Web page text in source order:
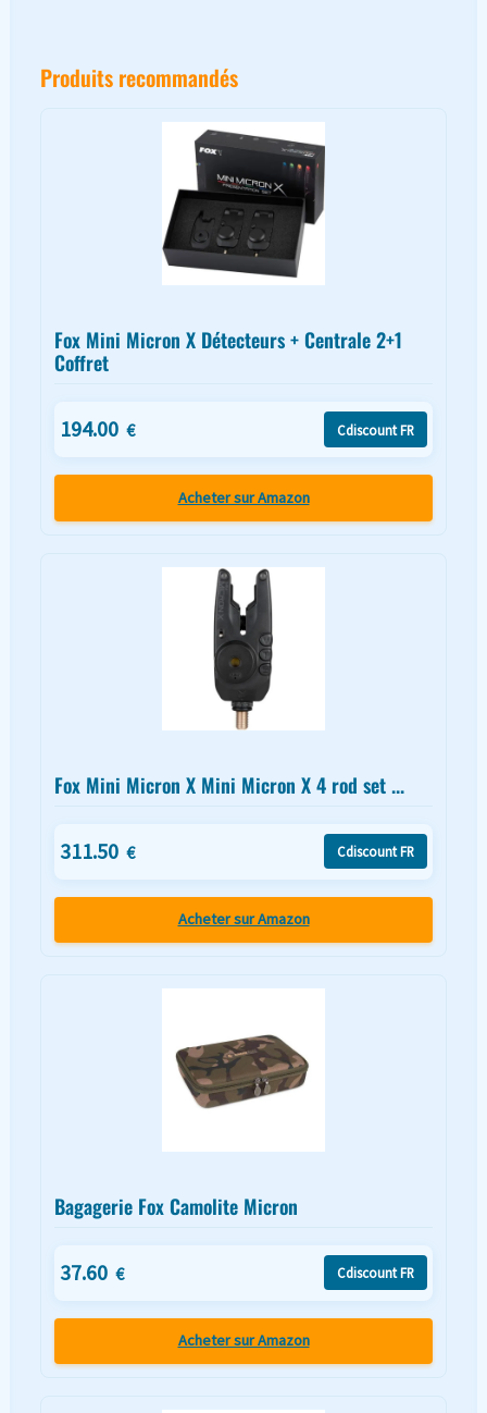
Produits recommandés
Fox Mini Micron X Détecteurs + Centrale 2+1
Coffret
194.00 € Cdiscount FR
Acheter sur Amazon
Fox Mini Micron X Mini Micron X 4 rod set ...
311.50 € Cdiscount FR
Acheter sur Amazon
Bagagerie Fox Camolite Micron
37.60 € Cdiscount FR
Acheter sur Amazon